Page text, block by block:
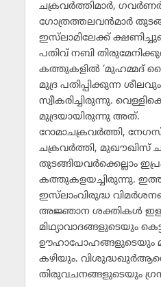
ചക്രവര്‍ത്തിമാര്‍,
ഗോത്രത്തലവന്‍മാര്‍
ഇസ്‌ലാമിലേക്ക്
പതിവ് നബി
കത്തുകളില്‍ ‘മുഹമ്മദ്
മുദ്ര പതിപ്പിക്കുന്ന
സ്വീകരിച്ചിരുന്നു.
മുദ്രയായിരുന്നു അത്.
റോമാചക്രവര്‍ത്തി,
ചക്രവര്‍ത്തി, മുഖൗഖിസ്
തുടങ്ങിയവര്‍ക്കെല്ലാം
കത്തുകളയച്ചിരുന്നു.
ഇസ്‌ലാംവിരുദ്ധ
അജ്ഞാന ശക്തികള്‍
മിഥ്യാവാദങ്ങളുടെയും
ഊഹാപോഹങ്ങളുടെയും
കഴിയും.
തിരുവചനങ്ങളുടെയും